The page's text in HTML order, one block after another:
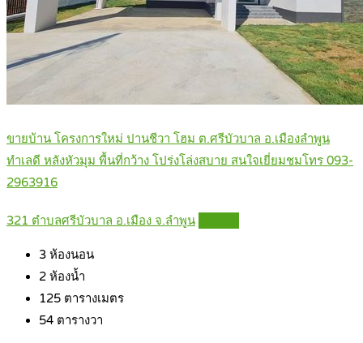
ขายบ้าน โครงการใหม่ ปานชีวา โฮม ต.ศรีบัวบาล อ.เมืองลำพูน
ทำเลดี หลังหัวมุม พื้นที่กว้าง โปร่งโล่งสบาย สนใจเยี่ยมชมโทร 093-
2963916
321 ตำบลศรีบัวบาล อ.เมือง จ.ลำพูน
3 ห้องนอน
2 ห้องน้ำ
125 ตารางเมตร
54 ตารางวา